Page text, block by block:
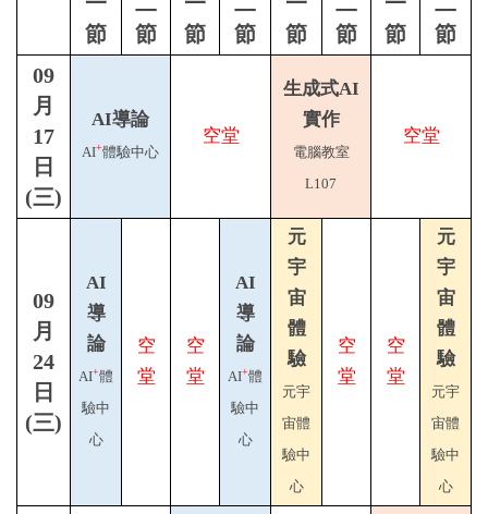
節
節
節
節
節
節
節
節
09
月
17
日
(三)
AI導論
AI+體驗中心
空堂
生成式AI
實作
電腦教室
L107
空堂
09
月
24
日
(三)
AI
導
論
AI+體
驗中
心
空
堂
空
堂
AI
導
論
AI+體
驗中
心
元
宇
宙
體
驗
元宇
宙體
驗中
心
空
堂
空
堂
元
宇
宙
體
驗
元宇
宙體
驗中
心